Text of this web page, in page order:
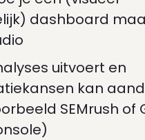
dashboard
uitvoert en
kan
SEMrush of